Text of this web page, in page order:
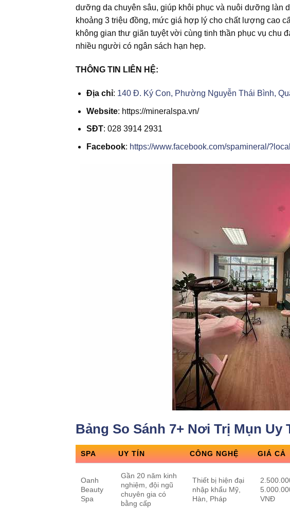
dưỡng da chuyên sâu, giúp khôi phục và nuôi dưỡng làn
khoảng 3 triệu đồng, mức giá hợp lý cho chất lượng cao
không gian thư giãn tuyệt vời cùng tinh thần phục vụ chu
nhiều người có ngân sách hạn hẹp.
THÔNG TIN LIÊN HỆ:
Địa chỉ: 140 Đ. Ký Con, Phường Nguyễn Thái Bình,
Website: https://mineralspa.vn/
SĐT: 028 3914 2931
Facebook: https://www.facebook.com/spamineral/
Bảng So Sánh 7+ Nơi Trị Mụn Uy
SPA UY TÍN CÔNG NGHỆ GIÁ CẢ
Oanh
Beauty
Spa
Gần 20 năm kinh
nghiệm, đội ngũ
chuyên gia có
bằng cấp
Thiết bị hiện đại
nhập khẩu Mỹ,
Hàn, Pháp
VNĐ